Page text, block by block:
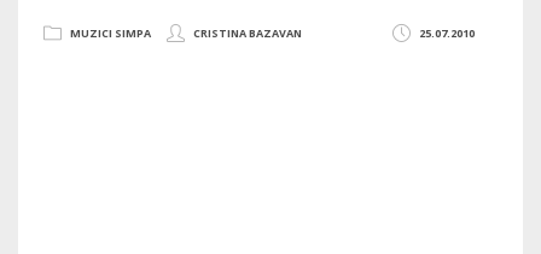
25.07.2010
MUZICI SIMPA CRISTINA BAZAVAN